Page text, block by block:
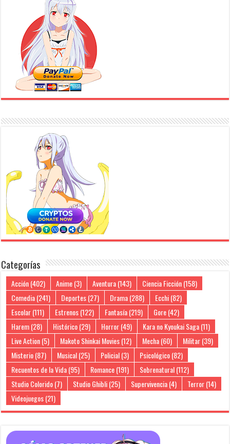
Categorías
Acción(402) Anime(3) Aventura(143) Ciencia Ficción(158)
Comedia(241) Deportes(27) Drama(288) Ecchi(82)
Escolar(111) Estrenos(122) Fantasía(219) Gore(42)
Harem(28) Histórico(29) Horror(49) Kara no Kyoukai Saga(11)
Live Action(5) Makoto Shinkai Movies(12) Mecha(60) Militar(39)
Misterio(87) Musical(25) Policial(3) Psicológico(82)
Recuentos de la Vida(95) Romance(191) Sobrenatural(112)
Studio Colorido(7) Studio Ghibli(25) Supervivencia(4) Terror(14)
Videojuegos(21)